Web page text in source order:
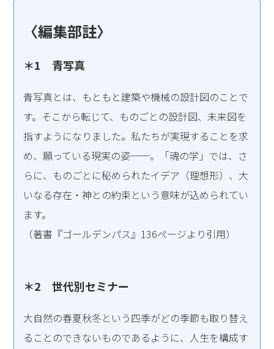
〈編集部註〉
＊1 青写真
青写真とは、もともと建築や機械の設計図のことで
す。そこから転じて、ものごとの設計図、未来図を
指すようになりました。私たちが実現することを求
め、願っている現実の姿──。「魂の学」では、さ
らに、ものごとに秘められたイデア（理想形）、大
いなる存在・神との約束という意味が込められてい
ます。
（著書『ゴールデンパス』136ページより引用）
＊2 世代別セミナー
大自然の春夏秋冬という四季がどの季節も取り替え
ることのできないものであるように、人生を構成す